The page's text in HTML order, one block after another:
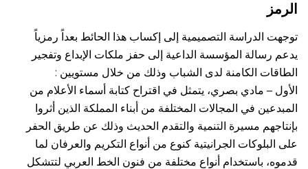
الرمز
توجهت الدراسة التصميمية إلى إكساب هذا الحائط بعداً رمزياً
يدعم رسالة المؤسسة الداعية إلى حفز ملكات الإبداع وتفجير
الطاقات الكامنة لدى الشباب وذلك من خلال مستويين :
الأول – مادي بصري، يتمثل في اقتراح كتابة أسماء الأعلام من
المبدعين في المجالات المختلفة من أبناء المملكة الذين أثروا
بإنتاجهم مسيرة التنمية والتقدم الحديث وذلك عن طريق الحفر
على البلوكات الجرانيتية كنوع من أنواع التكريم والعرفان لما
قدموه، باستخدام أنواع مختلفة من فنون الخط العربي لتتشكل